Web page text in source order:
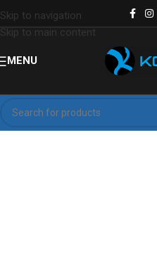
Skip to navigation
Skip to main content
MENU